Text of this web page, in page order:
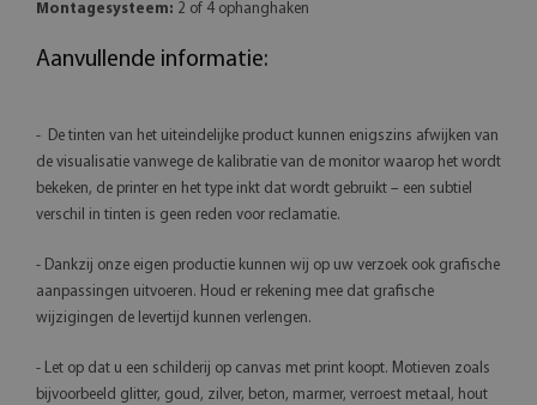
Montagesysteem: 2 of 4 ophanghaken
Aanvullende informatie:
- De tinten van het uiteindelijke product kunnen enigszins afwijken van
de visualisatie vanwege de kalibratie van de monitor waarop het wordt
bekeken, de printer en het type inkt dat wordt gebruikt – een subtiel
verschil in tinten is geen reden voor reclamatie.
- Dankzij onze eigen productie kunnen wij op uw verzoek ook grafische
aanpassingen uitvoeren. Houd er rekening mee dat grafische
wijzigingen de levertijd kunnen verlengen.
- Let op dat u een schilderij op canvas met print koopt. Motieven zoals
bijvoorbeeld glitter, goud, zilver, beton, marmer, verroest metaal, hout